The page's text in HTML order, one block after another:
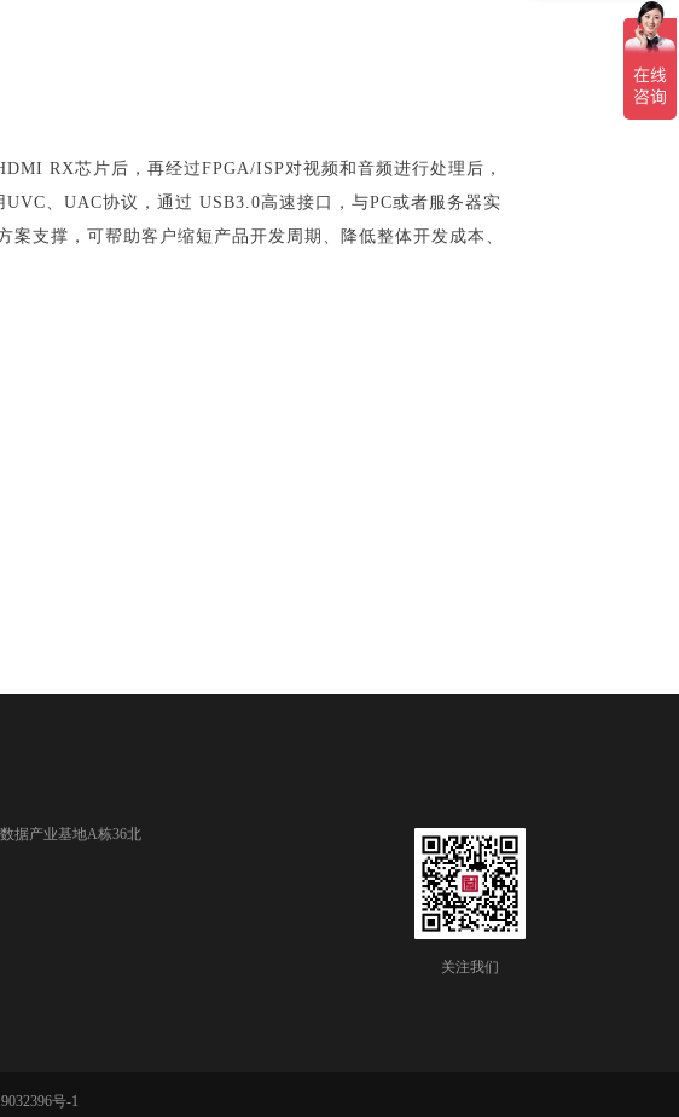
RX芯片后，再经过FPGA/ISP对视频和音频进行处理后，
、UAC协议，通过 USB3.0高速接口，与PC或者服务器实
支撑，可帮助客户缩短产品开发周期、降低整体开发成本、
据产业基地A栋36北
关注我们
号-1